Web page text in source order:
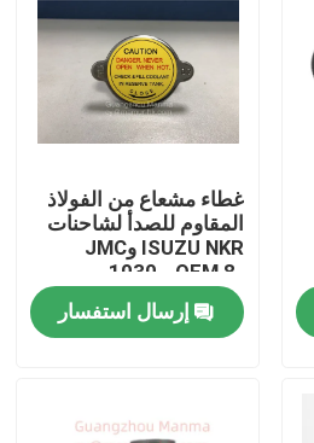
غطاء مشعاع من الفولاذ
المقاوم للصدأ لشاحنات
ISUZU NKR وJMC
1030 - OEM 8-
94116916-1
إرسال استفسار